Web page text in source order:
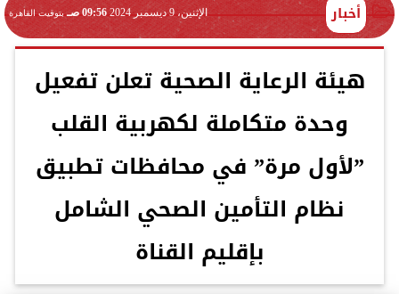
أخبار الإثنين، 9 ديسمبر 2024 09:56 صـ بتوقيت القاهرة
هيئة الرعاية الصحية تعلن تفعيل
وحدة متكاملة لكهربية القلب
”لأول مرة” في محافظات تطبيق
نظام التأمين الصحي الشامل
بإقليم القناة